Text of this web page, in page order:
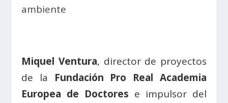
ambiente
Miquel Ventura, director de proyectos
de la Fundación Pro Real Academia
Europea de Doctores e impulsor del